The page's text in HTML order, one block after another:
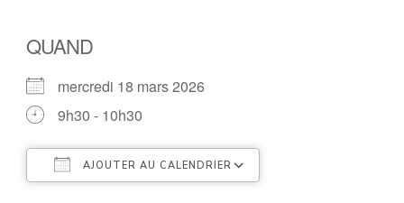
QUAND
mercredi 18 mars 2026
9h30 - 10h30
AJOUTER AU CALENDRIER